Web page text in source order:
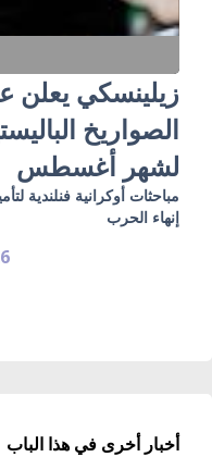
زيلينسكي
الصواريخ
لشهر أغسطس
مباحثات أوكرانية فنلندية
إنهاء الحرب
أخبار أخرى في هذا الباب